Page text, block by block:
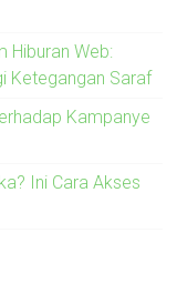
Hiburan Web:
Ketegangan Saraf
Kampanye
Ini Cara Akses